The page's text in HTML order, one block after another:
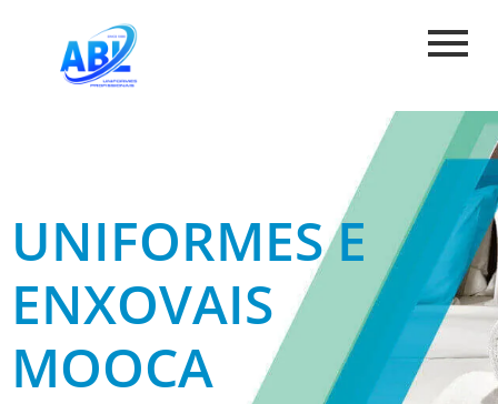
UNIFORMES E
ENXOVAIS
MOOCA